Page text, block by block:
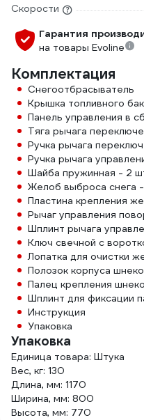
Скорости
Гарантия
на товары Evoline
Комплектация
Снегоотбрасыватель
Крышка топливного
Панель управления в
Тяга рычага
Ручка рычага
Ручка рычага
Шайба пружинная - 2
Желоб выброса снега -
Пластина крепления
Рычаг управления
Шплинт рычага
Ключ свечной с
Лопатка для очистки
Полозок корпуса
Палец крепления
Шплинт для фиксации
Инструкция
Упаковка
Упаковка
Единица товара: Штука
Вес, кг: 130
Длина, мм: 1170
Ширина, мм: 800
Высота, мм: 770